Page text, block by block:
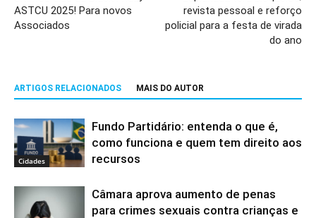
ASTCU 2025! Para novos
Associados
revista pessoal e reforço
policial para a festa de virada
do ano
ARTIGOS RELACIONADOS MAIS DO AUTOR
Cidades
Fundo Partidário: entenda o que é,
como funciona e quem tem direito aos
recursos
Câmara aprova aumento de penas
para crimes sexuais contra crianças e